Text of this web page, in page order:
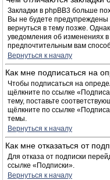
Закладки в phpBB3 больше
Вы не будете
вернуться в тему позже.
уведомления об изменениях
предпочтительным вам
Вернуться к началу
Как мне подписаться на
Чтобы подписаться на
щёлкните по ссылке
тему, поставьте
щёлкните по ссылке
темы.
Вернуться к началу
Как мне отказаться от
Для отказа от подписки
ссылке «Подписки».
Вернуться к началу